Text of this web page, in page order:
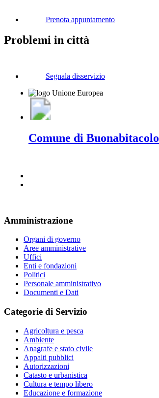
Prenota appuntamento
Problemi in città
Segnala disservizio
Comune di Buonabitacolo
Amministrazione
Organi di governo
Aree amministrative
Uffici
Enti e fondazioni
Politici
Personale amministrativo
Documenti e Dati
Categorie di Servizio
Agricoltura e pesca
Ambiente
Anagrafe e stato civile
Appalti pubblici
Autorizzazioni
Catasto e urbanistica
Cultura e tempo libero
Educazione e formazione